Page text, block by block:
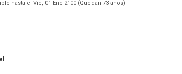
hasta el Vie, 01 Ene 2100 (Quedan 73 años)